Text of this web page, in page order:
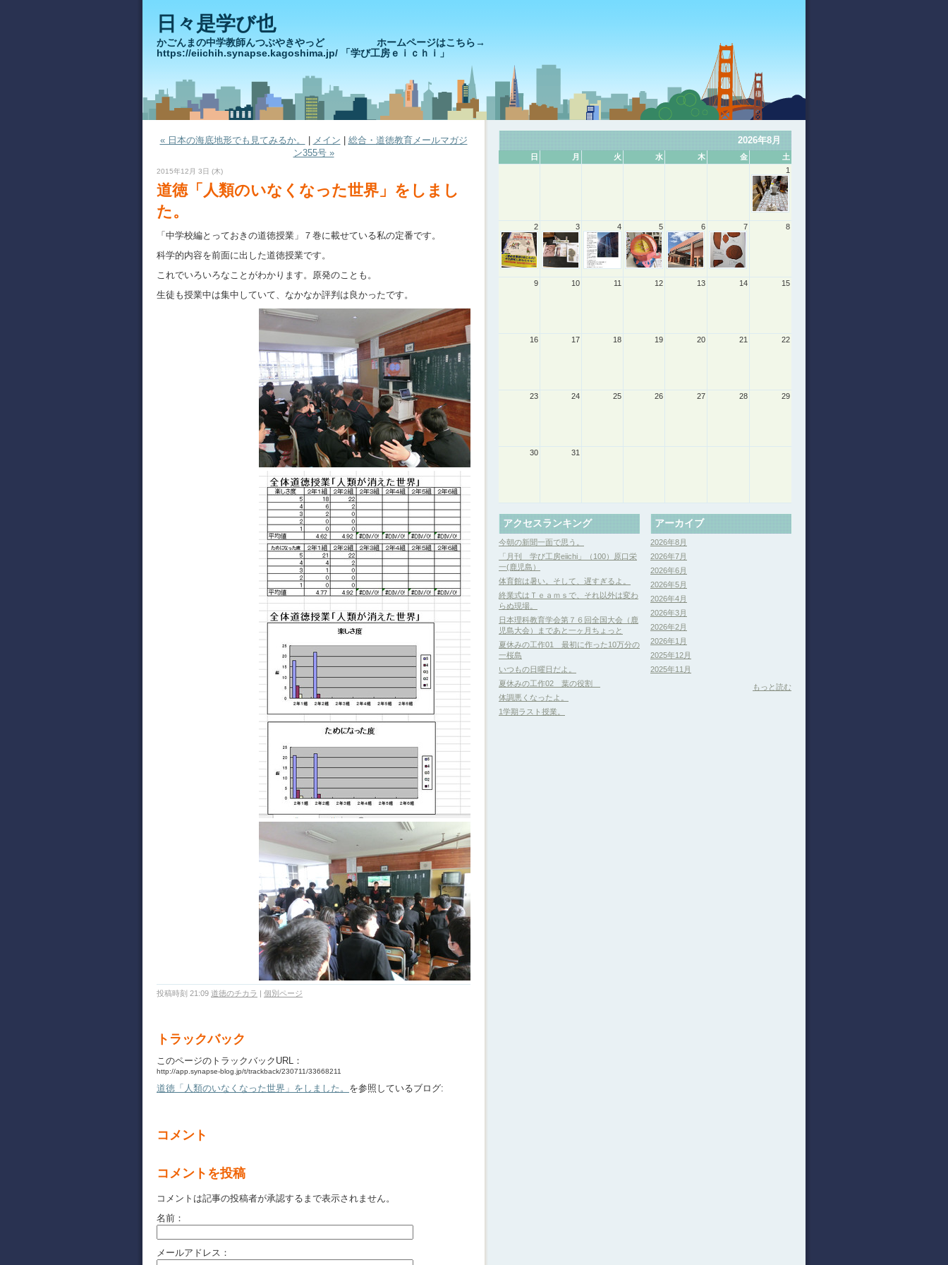
日々是学び也
かごんまの中学教師んつぶやきやっど ホームページはこちら→
https://eiichih.synapse.kagoshima.jp/ 「学び工房ｅｉｃｈｉ」
« 日本の海底地形でも見てみるか。 メイン
総合・道徳教育メールマガジ
ン355号 »
2015年12月 3日 (木)
道徳「人類のいなくなった世界」をしまし
た。
「中学校編とっておきの道徳授業」７巻に載せている私の定番です。
科学的内容を前面に出した道徳授業です。
これでいろいろなことがわかります。原発のことも。
生徒も授業中は集中していて、なかなか評判は良かったです。
投稿時刻 21:09 道徳のチカラ | 個別ページ
トラックバック
このページのトラックバックURL：
http://app.synapse-blog.jp/t/trackback/230711/33668211
道徳「人類のいなくなった世界」をしました。 を参照しているブログ:
コメント
コメントを投稿
コメントは記事の投稿者が承認するまで表示されません。
名前：
メールアドレス：
2026年8月
日 月 火 水 木 金
土
1
2 3 4 5 6 7 8
9 10 11 12 13 14 15
16 17 18 19 20 21 22
23 24 25 26 27 28 29
30 31
アクセスランキング
今朝の新聞一面で思う。
「月刊 学び工房eiichi」（100）原口栄
一(鹿児島）
体育館は暑い。そして、遅すぎるよ。
終業式はＴｅａｍｓで、それ以外は変わ
らぬ現場。
日本理科教育学会第７６回全国大会（鹿
児島大会）まであと一ヶ月ちょっと
夏休みの工作01 最初に作った10万分の
一桜島
いつもの日曜日だよ。
夏休みの工作02 葉の役割
体調悪くなったよ。
1学期ラスト授業。
アーカイブ
2026年8月
2026年7月
2026年6月
2026年5月
2026年4月
2026年3月
2026年2月
2026年1月
2025年12月
2025年11月
もっと読む